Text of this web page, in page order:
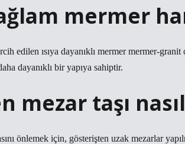
mermer
edilen ısıya dayanıklı mermer mermer-
dayanıklı bir yapıya sahiptir.
mezar taşı
önlemek için, gösterişten uzak mezarlar